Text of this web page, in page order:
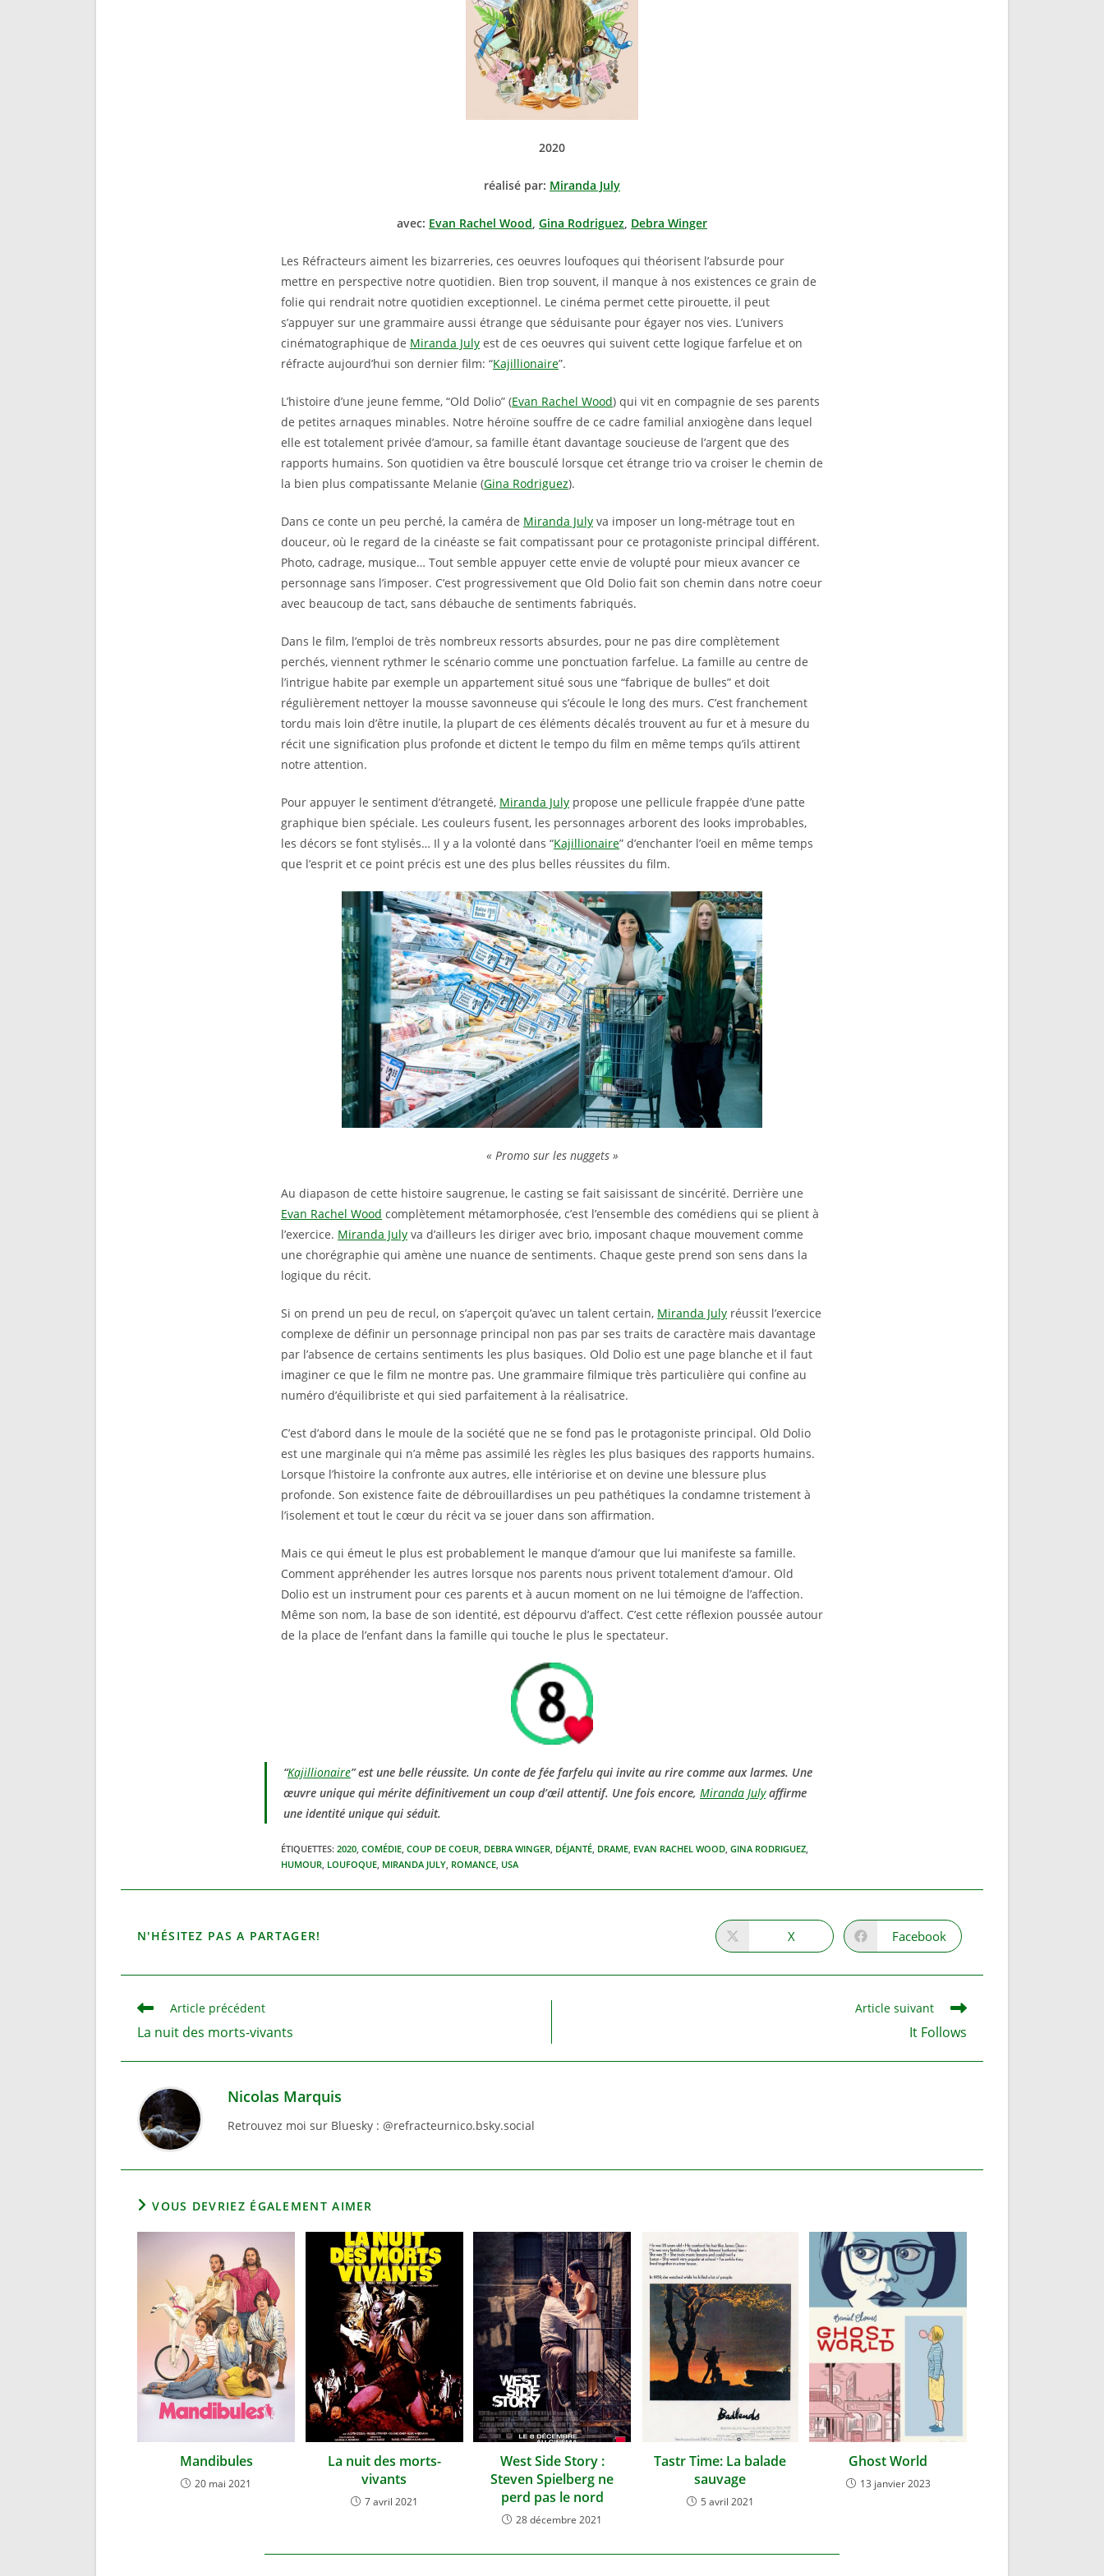
2020
réalisé par: Miranda July
avec: Evan Rachel Wood, Gina Rodriguez, Debra Winger
Les Réfracteurs aiment les bizarreries, ces oeuvres loufoques qui théorisent l’absurde pour
mettre en perspective notre quotidien. Bien trop souvent, il manque à nos existences ce grain de
folie qui rendrait notre quotidien exceptionnel. Le cinéma permet cette pirouette, il peut
s’appuyer sur une grammaire aussi étrange que séduisante pour égayer nos vies. L’univers
cinématographique de Miranda July est de ces oeuvres qui suivent cette logique farfelue et on
réfracte aujourd’hui son dernier film: “Kajillionaire”.
L’histoire d’une jeune femme, “Old Dolio” (Evan Rachel Wood) qui vit en compagnie de ses parents
de petites arnaques minables. Notre héroïne souffre de ce cadre familial anxiogène dans lequel
elle est totalement privée d’amour, sa famille étant davantage soucieuse de l’argent que des
rapports humains. Son quotidien va être bousculé lorsque cet étrange trio va croiser le chemin de
la bien plus compatissante Melanie (Gina Rodriguez).
Dans ce conte un peu perché, la caméra de Miranda July va imposer un long-métrage tout en
douceur, où le regard de la cinéaste se fait compatissant pour ce protagoniste principal différent.
Photo, cadrage, musique… Tout semble appuyer cette envie de volupté pour mieux avancer ce
personnage sans l’imposer. C’est progressivement que Old Dolio fait son chemin dans notre coeur
avec beaucoup de tact, sans débauche de sentiments fabriqués.
Dans le film, l’emploi de très nombreux ressorts absurdes, pour ne pas dire complètement
perchés, viennent rythmer le scénario comme une ponctuation farfelue. La famille au centre de
l’intrigue habite par exemple un appartement situé sous une “fabrique de bulles” et doit
régulièrement nettoyer la mousse savonneuse qui s’écoule le long des murs. C’est franchement
tordu mais loin d’être inutile, la plupart de ces éléments décalés trouvent au fur et à mesure du
récit une signification plus profonde et dictent le tempo du film en même temps qu’ils attirent
notre attention.
Pour appuyer le sentiment d’étrangeté, Miranda July propose une pellicule frappée d’une patte
graphique bien spéciale. Les couleurs fusent, les personnages arborent des looks improbables,
les décors se font stylisés… Il y a la volonté dans “Kajillionaire” d’enchanter l’oeil en même temps
que l’esprit et ce point précis est une des plus belles réussites du film.
« Promo sur les nuggets »
Au diapason de cette histoire saugrenue, le casting se fait saisissant de sincérité. Derrière une
Evan Rachel Wood complètement métamorphosée, c’est l’ensemble des comédiens qui se plient à
l’exercice. Miranda July va d’ailleurs les diriger avec brio, imposant chaque mouvement comme
une chorégraphie qui amène une nuance de sentiments. Chaque geste prend son sens dans la
logique du récit.
Si on prend un peu de recul, on s’aperçoit qu’avec un talent certain, Miranda July réussit l’exercice
complexe de définir un personnage principal non pas par ses traits de caractère mais davantage
par l’absence de certains sentiments les plus basiques. Old Dolio est une page blanche et il faut
imaginer ce que le film ne montre pas. Une grammaire filmique très particulière qui confine au
numéro d’équilibriste et qui sied parfaitement à la réalisatrice.
C’est d’abord dans le moule de la société que ne se fond pas le protagoniste principal. Old Dolio
est une marginale qui n’a même pas assimilé les règles les plus basiques des rapports humains.
Lorsque l’histoire la confronte aux autres, elle intériorise et on devine une blessure plus
profonde. Son existence faite de débrouillardises un peu pathétiques la condamne tristement à
l’isolement et tout le cœur du récit va se jouer dans son affirmation.
Mais ce qui émeut le plus est probablement le manque d’amour que lui manifeste sa famille.
Comment appréhender les autres lorsque nos parents nous privent totalement d’amour. Old
Dolio est un instrument pour ces parents et à aucun moment on ne lui témoigne de l’affection.
Même son nom, la base de son identité, est dépourvu d’affect. C’est cette réflexion poussée autour
de la place de l’enfant dans la famille qui touche le plus le spectateur.
“Kajillionaire” est une belle réussite. Un conte de fée farfelu qui invite au rire comme aux larmes. Une
œuvre unique qui mérite définitivement un coup d’œil attentif. Une fois encore, Miranda Julyaffirme
une identité unique qui séduit.
ÉTIQUETTES: 2020, COMÉDIE, COUP DE COEUR, DEBRA WINGER, DÉJANTÉ, DRAME, EVAN RACHEL WOOD, GINA RODRIGUEZ,
HUMOUR, LOUFOQUE, MIRANDA JULY, ROMANCE, USA
N'HÉSITEZ PAS A PARTAGER! Ouvrir
dans
autre
X Ouvrir
dans
autre
Facebook
Read
articles
Article précédent
La nuit des morts-vivants
Article suivant
It Follows
Nicolas Marquis
Retrouvez moi sur Bluesky : @refracteurnico.bsky.social
VOUS DEVRIEZ ÉGALEMENT AIMER
Mandibules
20 mai 2021
La nuit des morts-
vivants
7 avril 2021
West Side Story :
Steven Spielberg ne
perd pas le nord
28 décembre 2021
Tastr Time: La balade
sauvage
5 avril 2021
Ghost World
13 janvier 2023